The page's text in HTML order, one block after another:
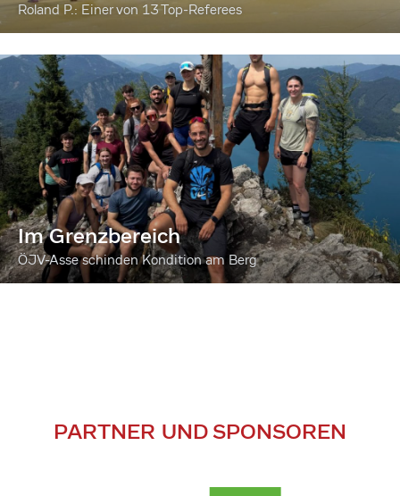
Roland P.: Einer von 13 Top-Referees
Im Grenzbereich
ÖJV-Asse schinden Kondition am Berg
PARTNER UND SPONSOREN